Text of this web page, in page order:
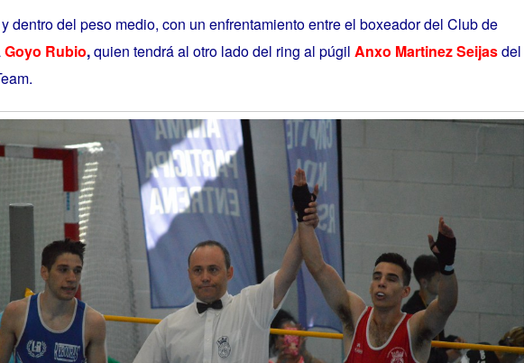
dentro del peso medio, con un enfrentamiento entre el boxeador del Club de
Goyo Rubio,quien tendráal otro lado del ring al púgil Anxo Martinez Seijasdel